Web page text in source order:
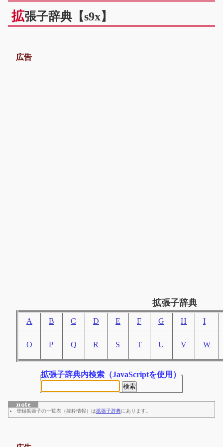
拡張子辞典【s9x】
広告
拡張子辞典
A B C D E F G H I
O P Q R S T U V W
拡張子辞典内検索 （JavaScriptを使用）
登録拡張子の一覧表（抜粋情報）は拡張子辞典にあります。